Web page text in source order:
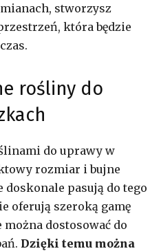
stworzysz
która będzie
rośliny do
do uprawy w
rozmiar i bujne
pasują do tego
oferują szeroką gamę
dostosować do
Dzięki temu można